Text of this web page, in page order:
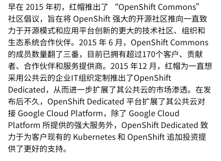
早在 2015 年初，红帽推出了 “OpenShift Commons”
社区倡议，旨在将 OpenShift 强大的开源社区推向一直致
力于开源模式和应用平台创新的更大的技术社区、组织和
生态系统合作伙伴。2015 年 6 月，OpenShift Commons
的成员数量翻了三番，目前已拥有超过170个客户、贡献
者、合作伙伴和服务提供商。2015 年12 月，红帽为一直想
采用公共云的企业IT组织定制推出了OpenShift
Dedicated，从而进一步扩展了其公共云的市场渗透。在发
布后不久，OpenShift Dedicated 平台扩展了其公共云对
接 Google Cloud Platform，除了 Google Cloud
Platform 所提供的强大服务外，OpenShift Dedicated 致
力于为客户现有的 Kubernetes 和 OpenShift 追加投资提
供了更好的支持。